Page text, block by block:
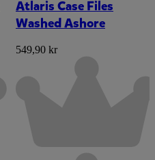
Atlaris Case Files
Washed Ashore
549,90 kr